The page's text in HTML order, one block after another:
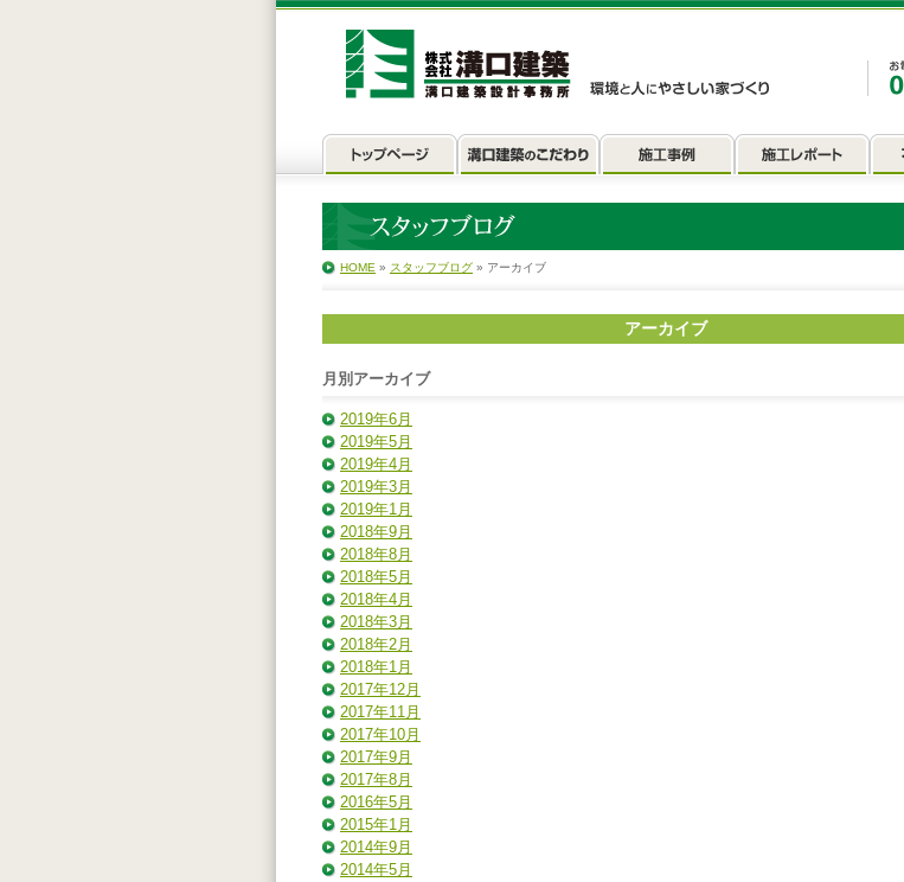
HOME » スタッフブログ » アーカイブ
アーカイブ
月別アーカイブ
2019年6月
2019年5月
2019年4月
2019年3月
2019年1月
2018年9月
2018年8月
2018年5月
2018年4月
2018年3月
2018年2月
2018年1月
2017年12月
2017年11月
2017年10月
2017年9月
2017年8月
2016年5月
2015年1月
2014年9月
2014年5月